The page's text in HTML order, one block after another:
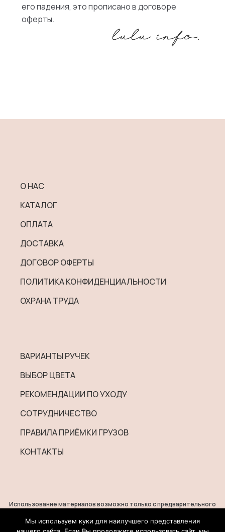
его падения, это прописано в договоре
оферты.
О НАС
КАТАЛОГ
ОПЛАТА
ДОСТАВКА
ДОГОВОР ОФЕРТЫ
ПОЛИТИКА КОНФИДЕНЦИАЛЬНОСТИ
ОХРАНА ТРУДА
ВАРИАНТЫ РУЧЕК
ВЫБОР ЦВЕТА
РЕКОМЕНДАЦИИ ПО УХОДУ
СОТРУДНИЧЕСТВО
ПРАВИЛА ПРИЁМКИ ГРУЗОВ
КОНТАКТЫ
Использование материалов возможно только с предварительного
согласия правообладателей.
Все права на изображения и тексты принадлежат их авторам.
Мы используем куки для наилучшего представления